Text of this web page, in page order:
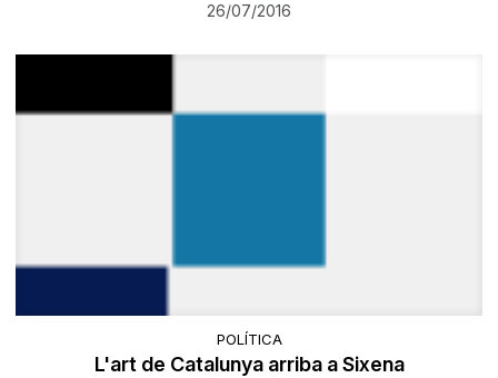
26/07/2016
POLÍTICA
L'art de Catalunya arriba a Sixena